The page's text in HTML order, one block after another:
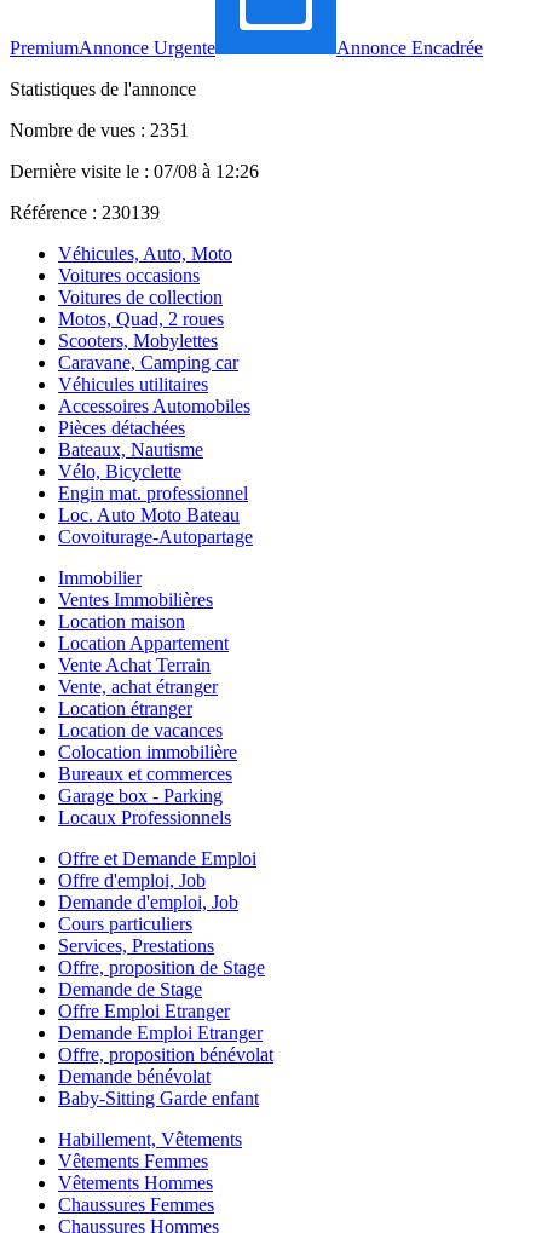
PremiumAnnonce Urgente
Annonce Encadrée
Statistiques de l'annonce
Nombre de vues : 2351
Dernière visite le : 07/08 à 12:26
Référence : 230139
Véhicules, Auto, Moto
Voitures occasions
Voitures de collection
Motos, Quad, 2 roues
Scooters, Mobylettes
Caravane, Camping car
Véhicules utilitaires
Accessoires Automobiles
Pièces détachées
Bateaux, Nautisme
Vélo, Bicyclette
Engin mat. professionnel
Loc. Auto Moto Bateau
Covoiturage-Autopartage
Immobilier
Ventes Immobilières
Location maison
Location Appartement
Vente Achat Terrain
Vente, achat étranger
Location étranger
Location de vacances
Colocation immobilière
Bureaux et commerces
Garage box - Parking
Locaux Professionnels
Offre et Demande Emploi
Offre d'emploi, Job
Demande d'emploi, Job
Cours particuliers
Services, Prestations
Offre, proposition de Stage
Demande de Stage
Offre Emploi Etranger
Demande Emploi Etranger
Offre, proposition bénévolat
Demande bénévolat
Baby-Sitting Garde enfant
Habillement, Vêtements
Vêtements Femmes
Vêtements Hommes
Chaussures Femmes
Chaussures Hommes